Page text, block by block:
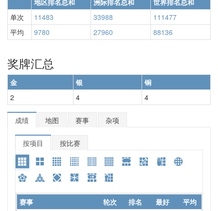
单次
11483 33988
111477
平均
9780 27960 88136
奖牌汇总
金 银
铜
2
4 4
成绩 地图 赛事 杂项
按项目 按比赛
赛事 轮次 排名 最好 平均